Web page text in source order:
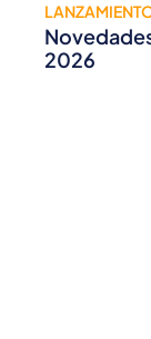
2026